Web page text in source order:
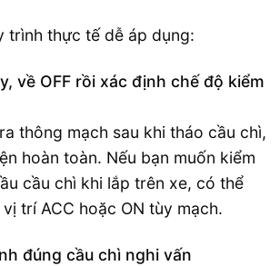
trình thực tế dễ áp dụng:
về OFF rồi xác định chế độ kiểm
thông mạch sau khi tháo cầu chì,
hoàn toàn. Nếu bạn muốn kiểm
cầu chì khi lắp trên xe, có thể
trí ACC hoặc ON tùy mạch.
đúng cầu chì nghi vấn